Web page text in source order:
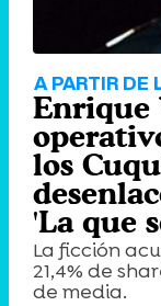
A PARTIR DE
los
'La que
La ficción
21,4% de
de media.